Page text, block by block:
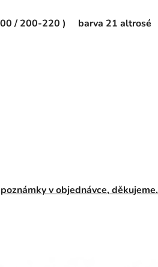
/ 200-220 ) barva 21 altrosé
v objednávce, děkujeme.